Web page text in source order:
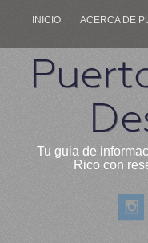
INICIO ACERCA DE
Tu guia de
Rico con